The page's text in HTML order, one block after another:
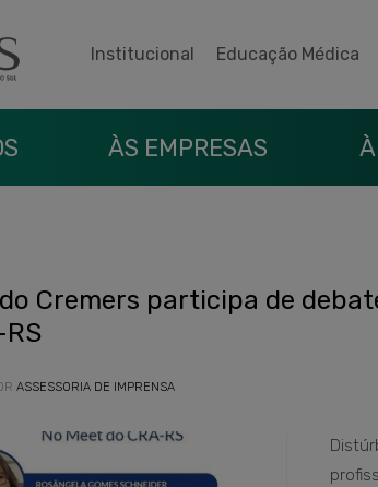
Institucional Educação Médica
ÀS EMPRESAS
Cremers participa de
ASSESSORIA DE IMPRENSA